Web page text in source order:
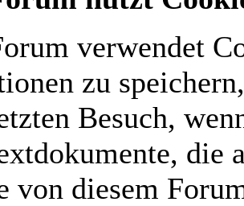
verwendet
zu
Besuch,
die
von diesem